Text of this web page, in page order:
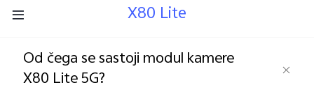
Serbia | Izaberite zemlju/region
X80 Lite
Od čega se sastoji modul kamere
X80 Lite 5G?